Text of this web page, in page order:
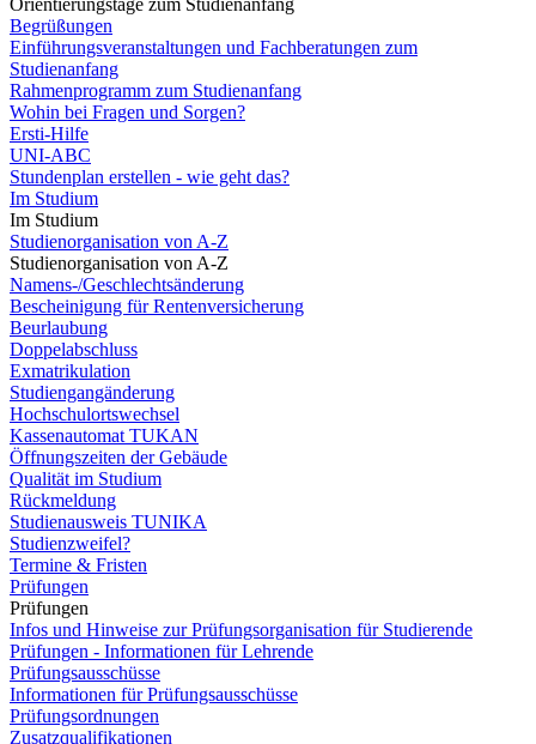
Orientierungstage zum Studienanfang
Begrüßungen
Einführungsveranstaltungen und Fachberatungen zum
Studienanfang
Rahmenprogramm zum Studienanfang
Wohin bei Fragen und Sorgen?
Ersti-Hilfe
UNI-ABC
Stundenplan erstellen - wie geht das?
Im Studium
Im Studium
Studienorganisation von A-Z
Studienorganisation von A-Z
Namens-/Geschlechtsänderung
Bescheinigung für Rentenversicherung
Beurlaubung
Doppelabschluss
Exmatrikulation
Studiengangänderung
Hochschulortswechsel
Kassenautomat TUKAN
Öffnungszeiten der Gebäude
Qualität im Studium
Rückmeldung
Studienausweis TUNIKA
Studienzweifel?
Termine & Fristen
Prüfungen
Prüfungen
Infos und Hinweise zur Prüfungsorganisation für Studierende
Prüfungen - Informationen für Lehrende
Prüfungsausschüsse
Informationen für Prüfungsausschüsse
Prüfungsordnungen
Zusatzqualifikationen